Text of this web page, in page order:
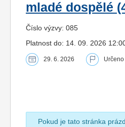
mladé dospělé
Číslo výzvy: 085
Platnost do: 14. 09. 2026
29. 6. 2026
Pokud je tato stránka